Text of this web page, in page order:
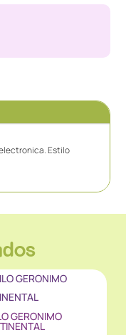
electronica. Estilo
GERONIMO